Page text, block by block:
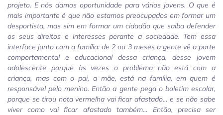
projeto. E nós damos oportunidade para vários jovens. O que é
mais importante é que não estamos preocupados em formar um
desportista, mas sim em formar um cidadão que saiba defender
os seus direitos e interesses perante a sociedade. Tem essa
interface junto com a família: de 2 ou 3 meses a gente vê a parte
comportamental e educacional dessa criança, desse jovem
adolescente porque às vezes o problema não está com a
criança, mas com o pai, a mãe, está na família, em quem é
responsável pelo menino. Então a gente pega o boletim escolar,
porque se tirou nota vermelha vai ficar afastado… e se não sabe
viver como vai ficar afastado também… Então, precisa ser